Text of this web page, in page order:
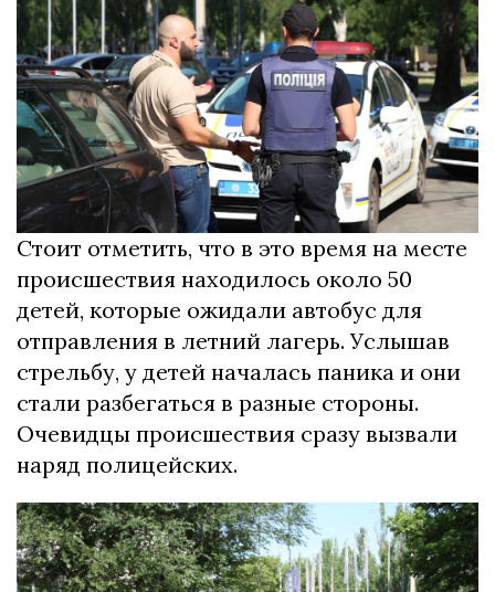
Стоит отметить, что в это время на месте
происшествия находилось около 50
детей, которые ожидали автобус для
отправления в летний лагерь. Услышав
стрельбу, у детей началась паника и они
стали разбегаться в разные стороны.
Очевидцы происшествия сразу вызвали
наряд полицейских.